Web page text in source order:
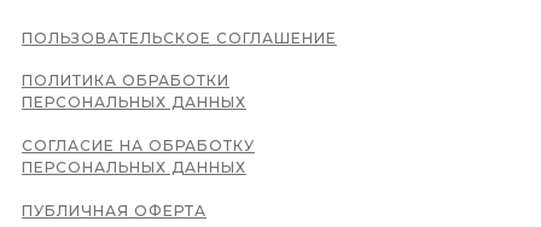
ПУБЛИЧНАЯ ОФЕРТА
СОГЛАСИЕ НА ОБРАБОТКУ
ПЕРСОНАЛЬНЫХ ДАННЫХ
ПОЛИТИКА ОБРАБОТКИ
ПЕРСОНАЛЬНЫХ ДАННЫХ
ПОЛЬЗОВАТЕЛЬСКОЕ СОГЛАШЕНИЕ